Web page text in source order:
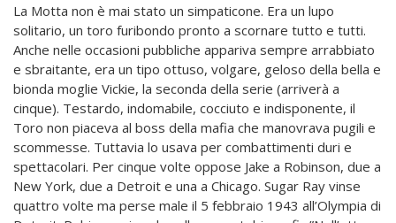
La Motta non è mai stato un simpaticone. Era un lupo
solitario, un toro furibondo pronto a scornare tutto e tutti.
Anche nelle occasioni pubbliche appariva sempre arrabbiato
e sbraitante, era un tipo ottuso, volgare, geloso della bella e
bionda moglie Vickie, la seconda della serie (arriverà a
cinque). Testardo, indomabile, cocciuto e indisponente, il
Toro non piaceva al boss della mafia che manovrava pugili e
scommesse. Tuttavia lo usava per combattimenti duri e
spettacolari. Per cinque volte oppose Jake a Robinson, due a
New York, due a Detroit e una a Chicago. Sugar Ray vinse
quattro volte ma perse male il 5 febbraio 1943 all’Olympia di